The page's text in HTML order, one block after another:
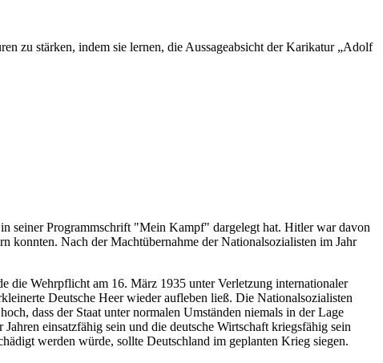
zu stärken, indem sie lernen, die Aussageabsicht der Karikatur „Adolf
seiner Programmschrift "Mein Kampf" dargelegt hat. Hitler war davon
konnten. Nach der Machtübernahme der Nationalsozialisten im Jahr
die Wehrpflicht am 16. März 1935 unter Verletzung internationaler
Deutsche Heer wieder aufleben ließ. Die Nationalsozialisten
dass der Staat unter normalen Umständen niemals in der Lage
einsatzfähig sein und die deutsche Wirtschaft kriegsfähig sein
werden würde, sollte Deutschland im geplanten Krieg siegen.